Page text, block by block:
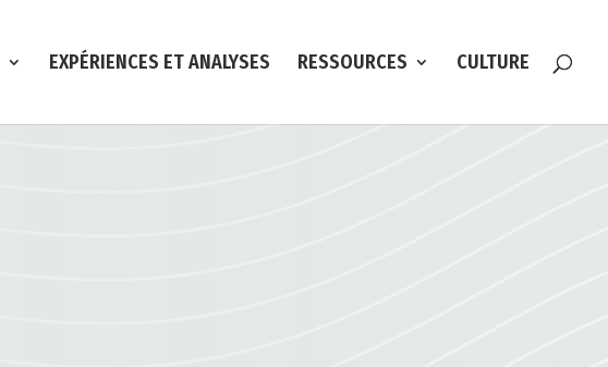
EXPÉRIENCES ET ANALYSES RESSOURCES CULTURE